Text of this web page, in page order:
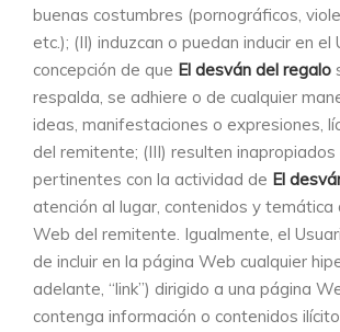
buenas costumbres (pornográficos,
etc.); (II) induzcan o puedan inducir en el
concepción de que El desván del regalo
respalda, se adhiere o de cualquier
ideas, manifestaciones o expresiones,
del remitente; (III) resulten inapropiados
pertinentes con la actividad de El
atención al lugar, contenidos y temática
Web del remitente. Igualmente, el
de incluir en la página Web cualquier
adelante, “link”) dirigido a una página
contenga información o contenidos